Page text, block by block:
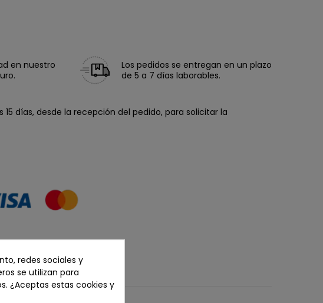
en nuestro
Los pedidos se entregan en un plazo
de 5 a 7 días laborables.
15 días, desde la recepción del pedido, para solicitar la
redes sociales y
se utilizan para
¿Aceptas estas cookies y